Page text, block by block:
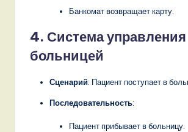
Банкомат возвращает карту.
4. Система управления
больницей
Сценарий: Пациент поступает в
Последовательность:
Пациент прибывает в больницу.